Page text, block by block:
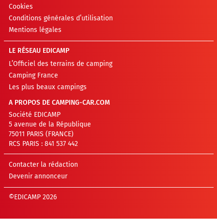
Cookies
Conditions générales d’utilisation
Mentions légales
LE RÉSEAU EDICAMP
L’Officiel des terrains de camping
Camping France
Les plus beaux campings
A PROPOS DE CAMPING-CAR.COM
Société EDICAMP
5 avenue de la République
75011 PARIS (FRANCE)
RCS PARIS : 841 537 442
Contacter la rédaction
Devenir annonceur
©EDICAMP 2026